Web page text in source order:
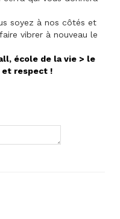
soyez à nos côtés et
vibrer à nouveau le
école de la vie > le
et respect !